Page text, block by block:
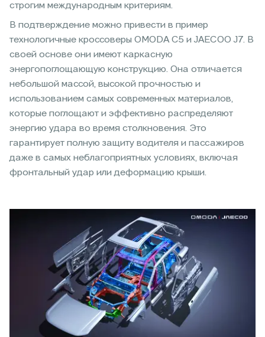
строгим международным критериям.
В подтверждение можно привести в пример
технологичные кроссоверы OMODA С5 и JAECOO J7. В
своей основе они имеют каркасную
энергопоглощающую конструкцию. Она отличается
небольшой массой, высокой прочностью и
использованием самых современных материалов,
которые поглощают и эффективно распределяют
энергию удара во время столкновения. Это
гарантирует полную защиту водителя и пассажиров
даже в самых неблагоприятных условиях, включая
фронтальный удар или деформацию крыши.